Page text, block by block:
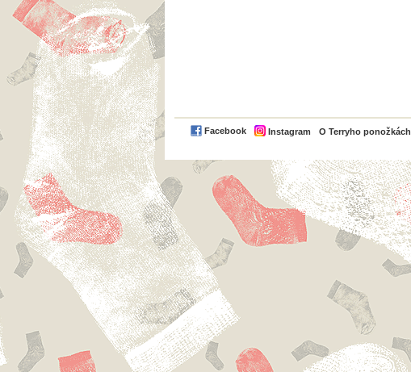
Facebook Instagram O Terryho ponožkách